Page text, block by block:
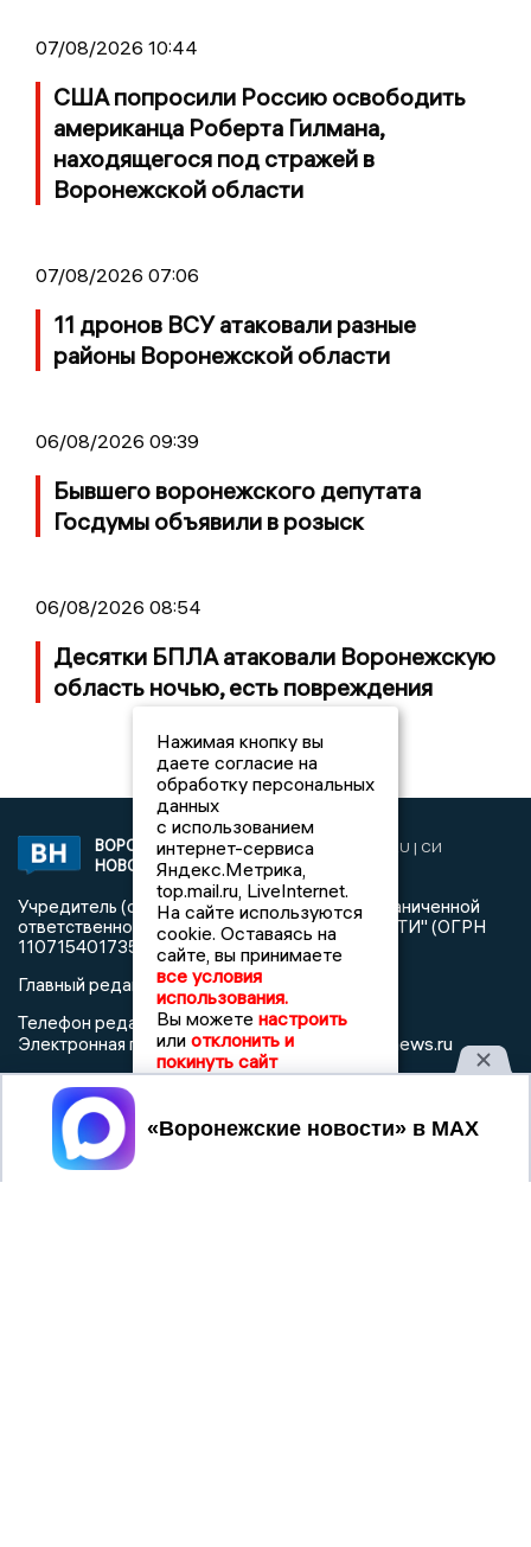
07/08/2026 10:44
США попросили Россию освободить
американца Роберта Гилмана,
находящегося под стражей в
Воронежской области
07/08/2026 07:06
11 дронов ВСУ атаковали разные
районы Воронежской области
06/08/2026 09:39
Бывшего воронежского депутата
Госдумы объявили в розыск
06/08/2026 08:54
Десятки БПЛА атаковали Воронежскую
область ночью, есть повреждения
ВОРОНЕЖСКИЕ
НОВОСТИ
2019 © VORONEZHNEWS.RU | СИ
«Воронежские новости»
Учредитель (соучредители): Общество с ограниченной
ответственностью "РЕГИОНАЛЬНЫЕ НОВОСТИ" (ОГРН
1107154017354)
Главный редактор: Пирогов А.А.
Телефон редакции: +7 (473) 262 77 92
Электронная почта редакции:info@voronezhnews.ru
Регистрационный номер: серия Эл № ФС 77 - 75880 от 13
июня 2019г. согласно выписке из реестра
зарегистрированных средств массовой информации
выдана Федеральной службой по надзору в сфере связи,
информационных технологий и массовых коммуникаций
Нажимая кнопку вы
даете согласие на
обработку персональных
данных
с использованием
интернет-сервиса
Яндекс.Метрика,
top.mail.ru, LiveInternet.
На сайте используются
cookie. Оставаясь на
сайте, вы принимаете
все условия
использования.
Вы можете настроить
или отклонить и
покинуть сайт
Принять